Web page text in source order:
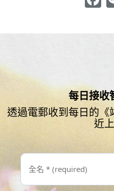
每日接收
透過電郵收到每日的《
近